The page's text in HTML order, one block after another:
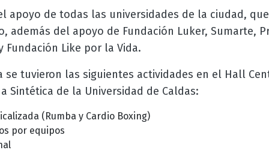
apoyo de todas las universidades de la ciudad,
además del apoyo de Fundación Luker, Sumarte,
Fundación Like por la Vida.
se tuvieron las siguientes actividades en el Hall
Sintética de la Universidad de Caldas:
(Rumba y Cardio Boxing)
por equipos